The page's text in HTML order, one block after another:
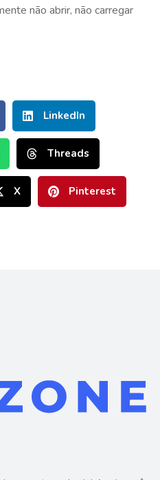
não abrir, não carregar
LinkedIn
Threads
X Pinterest